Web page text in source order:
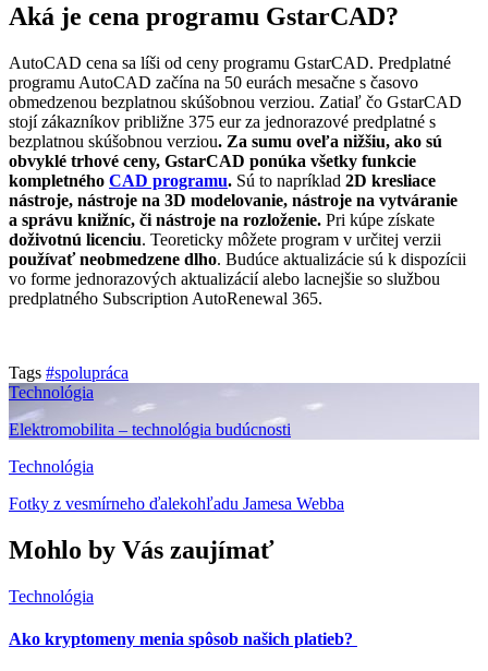
Aká je cena programu GstarCAD?
AutoCAD cena sa líši od ceny programu GstarCAD. Predplatné
programu AutoCAD začína na 50 eurách mesačne s časovo
obmedzenou bezplatnou skúšobnou verziou. Zatiaľ čo GstarCAD
stojí zákazníkov približne 375 eur za jednorazové predplatné s
bezplatnou skúšobnou verziou. Za sumu oveľa nižšiu, ako sú
obvyklé trhové ceny, GstarCAD ponúka všetky funkcie
kompletného CAD programu. Sú to napríklad 2D kresliace
nástroje, nástroje na 3D modelovanie, nástroje na vytváranie
a správu knižníc, či nástroje na rozloženie. Pri kúpe získate
doživotnú licenciu. Teoreticky môžete program v určitej verzii
používať neobmedzene dlho. Budúce aktualizácie sú k dispozícii
vo forme jednorazových aktualizácií alebo lacnejšie so službou
predplatného Subscription AutoRenewal 365.
Tags #spolupráca
Technológia
Elektromobilita – technológia budúcnosti
Technológia
Fotky z vesmírneho ďalekohľadu Jamesa Webba
Mohlo by Vás zaujímať
Technológia
Ako kryptomeny menia spôsob našich platieb?